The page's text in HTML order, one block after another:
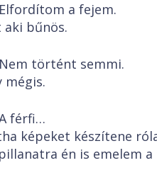
Elfordítom a fejem.
aki bűnös.
Nem történt semmi.
mégis.
férfi…
képeket készítene
én is emelem